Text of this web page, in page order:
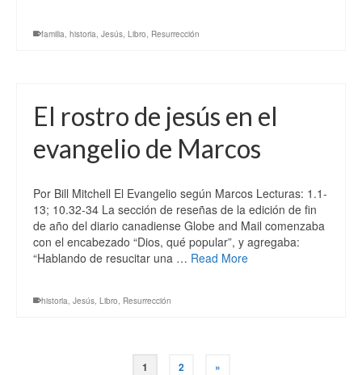
familia historia Jesús Libro Resurrección
El rostro de jesús en el
evangelio de Marcos
Por Bill Mitchell El Evangelio según Marcos Lecturas: 1.1-
13; 10.32-34 La sección de reseñas de la edición de fin
de año del diario canadiense Globe and Mail comenzaba
con el encabezado “Dios, qué popular”, y agregaba:
“Hablando de resucitar una … Read More
historia Jesús Libro Resurrección
1 2 »